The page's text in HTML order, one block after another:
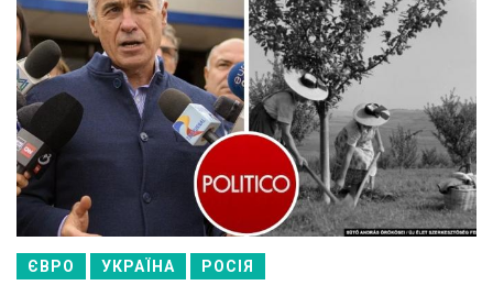
ЄВРО УКРАЇНА РОСІЯ